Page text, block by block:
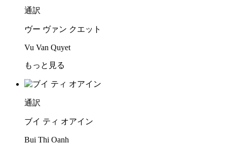
通訳
ヴー ヴァン クエット
Vu Van Quyet
もっと見る
通訳
ブイ ティ オアイン
Bui Thi Oanh